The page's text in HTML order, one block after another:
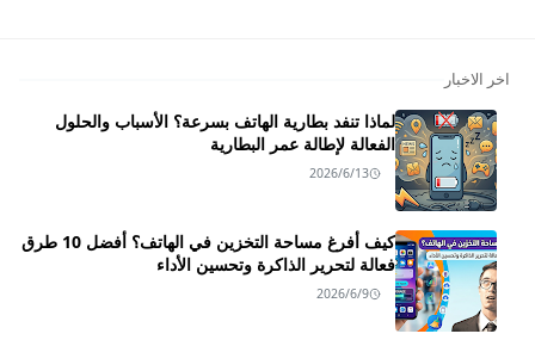
اخر الاخبار
لماذا تنفد بطارية الهاتف بسرعة؟ الأسباب والحلول
الفعالة لإطالة عمر البطارية
2026/6/13
كيف أفرغ مساحة التخزين في الهاتف؟ أفضل 10 طرق
فعالة لتحرير الذاكرة وتحسين الأداء
2026/6/9